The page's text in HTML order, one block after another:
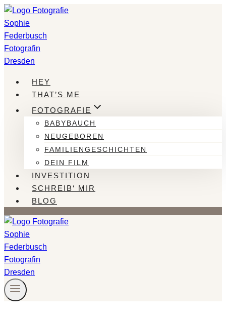
Zum
Inhalt
springen
HEY
THAT’S ME
FOTOGRAFIE
BABYBAUCH
NEUGEBOREN
FAMILIENGESCHICHTEN
DEIN FILM
INVESTITION
SCHREIB‘ MIR
BLOG